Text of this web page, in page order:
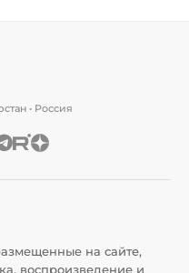
• Россия
на сайте,
воспроизведение и